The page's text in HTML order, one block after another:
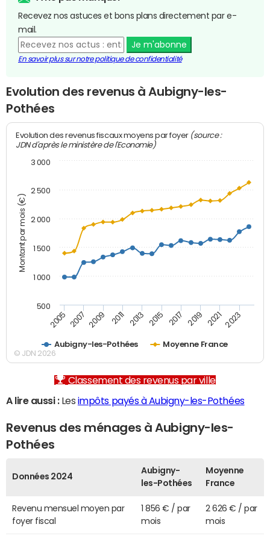
Recevez nos astuces et bons plans directement par e-
mail.
Je m'abonne
En savoir plus sur notre politique de confidentialité
Evolution des revenus à Aubigny-les-
Pothées
Montant par mois (€)
Evolution des revenus fiscaux moyens par foyer (source :
JDN d'après le ministère de l'Economie)
Aubigny-les-Pothées Moyenne France
2005 2007 2009 2011 2013 2015 2017 2019 2021 2023
500
1 000
1 500
2 000
2 500
3 000
© JDN 2026
Classement des revenus par ville
A lire aussi :Les impôts payés à Aubigny-les-Pothées
Revenus des ménages à Aubigny-les-
Pothées
Données 2024
Aubigny-
les-Pothées
Moyenne
France
Revenu mensuel moyen par
foyer fiscal
1 856 € / par
mois
2 626 € / par
mois